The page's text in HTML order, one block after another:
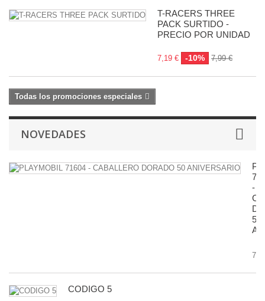
T-RACERS THREE
PACK SURTIDO -
PRECIO POR UNIDAD
7,19 € -10% 7,99 €
Todas los promociones especiales
NOVEDADES
-
50
CODIGO 5